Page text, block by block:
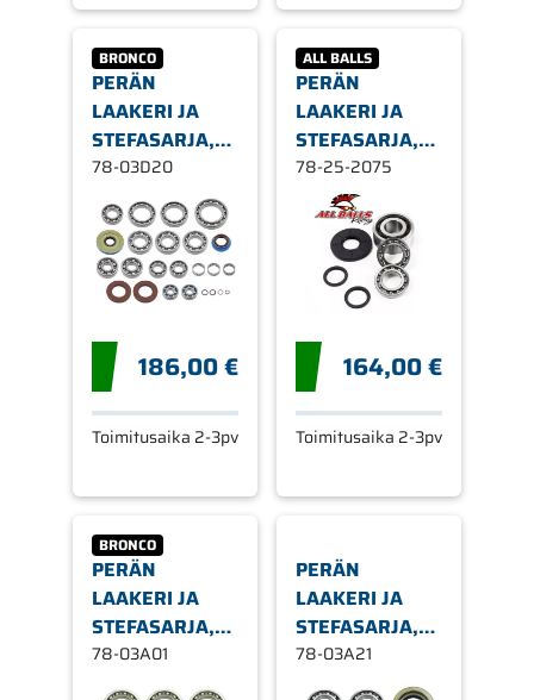
BRONCO
PERÄN
LAAKERI JA
STEFASARJA,
POLARIS
78-03D20
186,00 €
Toimitusaika 2-3pv
ALL BALLS
PERÄN
LAAKERI JA
STEFASARJA,
POLARIS
78-25-2075
164,00 €
Toimitusaika 2-3pv
BRONCO
PERÄN
LAAKERI JA
STEFASARJA,
POLARIS,
ETEEN
78-03A01
PERÄN
LAAKERI JA
STEFASARJA,
POLARIS,
TAAKSE
78-03A21